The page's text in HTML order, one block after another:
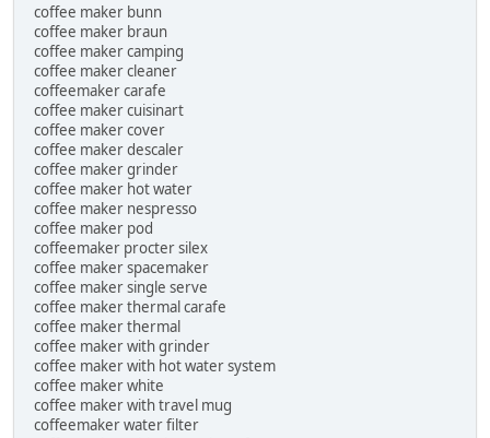
coffee maker bunn
coffee maker braun
coffee maker camping
coffee maker cleaner
coffeemaker carafe
coffee maker cuisinart
coffee maker cover
coffee maker descaler
coffee maker grinder
coffee maker hot water
coffee maker nespresso
coffee maker pod
coffeemaker procter silex
coffee maker spacemaker
coffee maker single serve
coffee maker thermal carafe
coffee maker thermal
coffee maker with grinder
coffee maker with hot water system
coffee maker white
coffee maker with travel mug
coffeemaker water filter